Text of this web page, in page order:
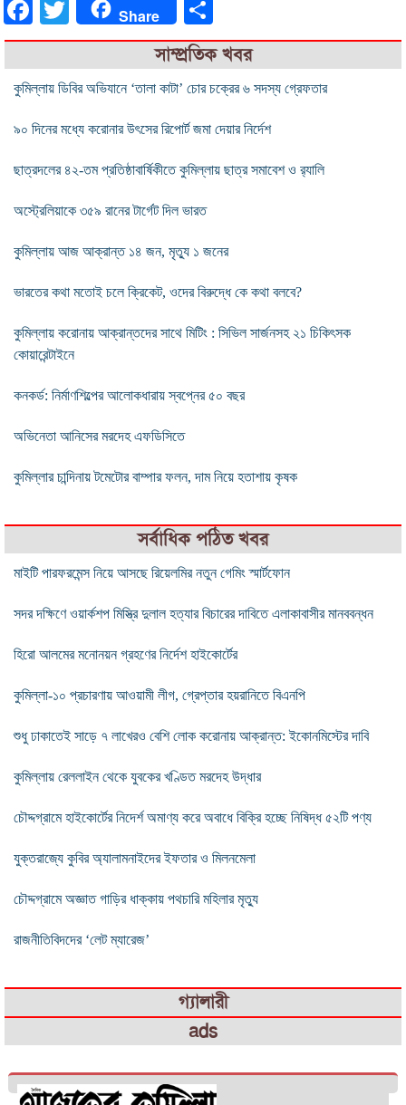
FacebookTwitter Share
সাম্প্রতিক খবর
কুমিল্লায় ডিবির অভিযানে ‘তালা কাটা’ চোর চক্রের ৬ সদস্য গ্রেফতার
৯০ দিনের মধ্যে করোনার উৎসের রিপোর্ট জমা দেয়ার নির্দেশ
ছাত্রদলের ৪২-তম প্রতিষ্ঠাবার্ষিকীতে কুমিল্লায় ছাত্র সমাবেশ ও র‌্যালি
অস্ট্রেলিয়াকে ৩৫৯ রানের টার্গেট দিল ভারত
কুমিল্লায় আজ আক্রান্ত ১৪ জন, মৃত্যু ১ জনের
ভারতের কথা মতোই চলে ক্রিকেট, ওদের বিরুদ্ধে কে কথা বলবে?
কুমিল্লায় করোনায় আক্রান্তদের সাথে মিটিং : সিভিল সার্জনসহ ২১ চিকিৎসক
কোয়ারেন্টাইনে
কনকর্ড: নির্মাণশিল্পের আলোকধারায় স্বপ্নের ৫০ বছর
অভিনেতা আনিসের মরদেহ এফডিসিতে
কুমিল্লার চান্দিনায় টমেটোর বাম্পার ফলন, দাম নিয়ে হতাশায় কৃষক
সর্বাধিক পঠিত খবর
মাইটি পারফরমেন্স নিয়ে আসছে রিয়েলমির নতুন গেমিং স্মার্টফোন
সদর দক্ষিণে ওয়ার্কশপ মিস্ত্রি দুলাল হত্যার বিচারের দাবিতে এলাকাবাসীর মানববন্ধন
হিরো আলমের মনোনয়ন গ্রহণের নির্দেশ হাইকোর্টের
কুমিল্লা-১০ প্রচারণায় আওয়ামী লীগ, গ্রেপ্তার হয়রানিতে বিএনপি
শুধু ঢাকাতেই সাড়ে ৭ লাখেরও বেশি লোক করোনায় আক্রান্ত: ইকোনমিস্টের দাবি
কুমিল্লায় রেললাইন থেকে যুবকের খণ্ডিত মরদেহ উদ্ধার
চৌদ্দগ্রামে হাইকোর্টের নিদের্শ অমাণ্য করে অবাধে বিক্রি হচ্ছে নিষিদ্ধ ৫২টি পণ্য
যুক্তরাজ্যে কুবির অ্যালামনাইদের ইফতার ও মিলনমেলা
চৌদ্দগ্রামে অজ্ঞাত গাড়ির ধাক্কায় পথচারি মহিলার মৃত্যু
রাজনীতিবিদদের ‘লেট ম্যারেজ’
গ্যালারী
ads